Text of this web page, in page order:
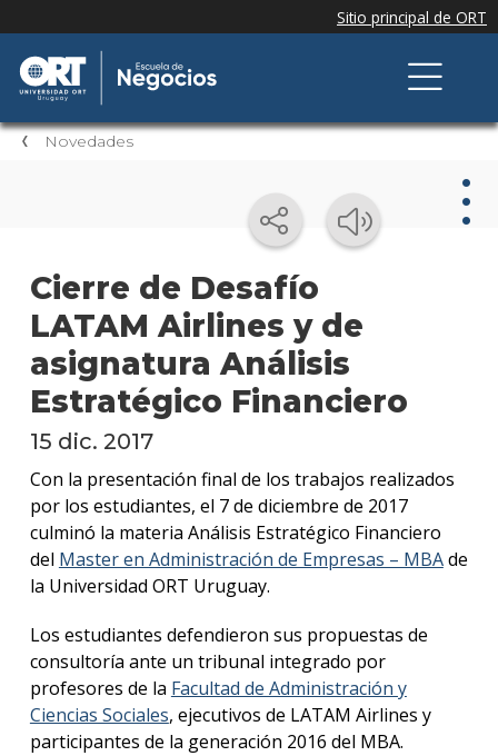
Novedades
Cierre de Desafío
LATAM Airlines y de
asignatura Análisis
Estratégico Financiero
de
15 dic. 2017
Con la presentación final de los trabajos realizados
por los estudiantes, el 7 de diciembre de 2017
culminó la materia Análisis Estratégico Financiero
del Master en Administración de Empresas – MBAde
la Universidad ORT Uruguay.
Los estudiantes defendieron sus propuestas de
consultoría ante un tribunal integrado por
profesores de la Facultad de Administración y
Ciencias Sociales, ejecutivos de LATAM Airlines y
participantes de la generación 2016 del MBA.